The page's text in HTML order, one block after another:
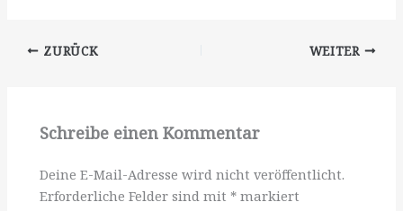
ZURÜCK WEITER
Schreibe einen Kommentar
Deine E-Mail-Adresse wird nicht veröffentlicht.
Erforderliche Felder sind mit * markiert